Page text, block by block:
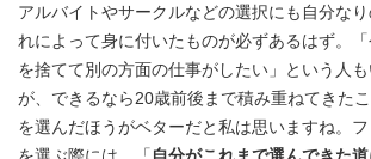
アルバイトやサークルなどの選択にも自分な
れによって身に付いたものが必ずあるはず。
を捨てて別の方面の仕事がしたい」という人
が、できるなら20歳前後まで積み重ねてきた
を選んだほうがベターだと私は思いますね。